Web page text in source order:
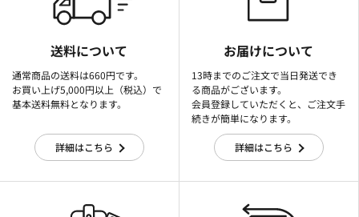
送料について
通常商品の送料は660円です。
お買い上げ5,000円以上（税込）で
基本送料無料となります。
詳細はこちら
お届けについて
13時までのご注文で当日発送でき
る商品がございます。
会員登録していただくと、ご注文手
続きが簡単になります。
詳細はこちら